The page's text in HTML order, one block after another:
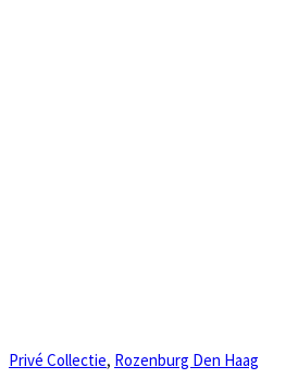
Privé Collectie, Rozenburg Den Haag